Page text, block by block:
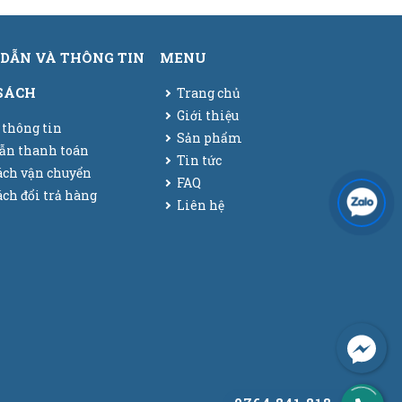
VÀ THÔNG TIN
thông tin
thanh toán
vận chuyển
đổi trả hàng
MENU
Trang chủ
Giới thiệu
Sản phẩm
Tin tức
FAQ
Liên hệ